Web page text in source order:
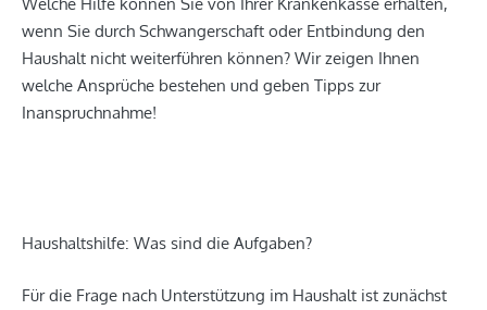
wenn Sie durch Schwangerschaft oder Entbindung den
Haushalt nicht weiterführen können? Wir zeigen Ihnen
welche Ansprüche bestehen und geben Tipps zur
Inanspruchnahme!
Haushaltshilfe: Was sind die Aufgaben?
Für die Frage nach Unterstützung im Haushalt ist zunächst